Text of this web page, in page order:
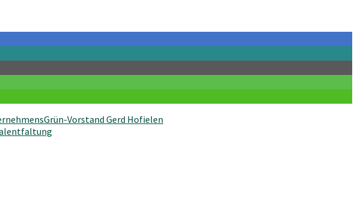
Vorstand Gerd Hofielen